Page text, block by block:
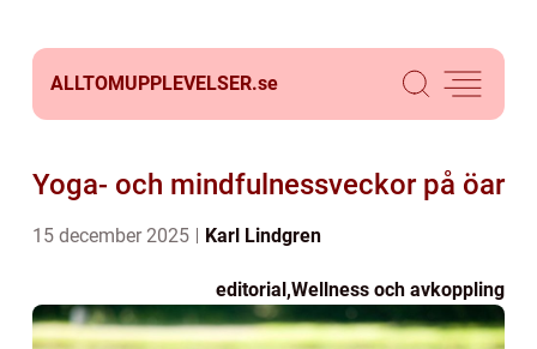
ALLTOMUPPLEVELSER.se
Yoga- och mindfulnessveckor på öar
15 december 2025 Karl Lindgren
editorial,Wellness och avkoppling